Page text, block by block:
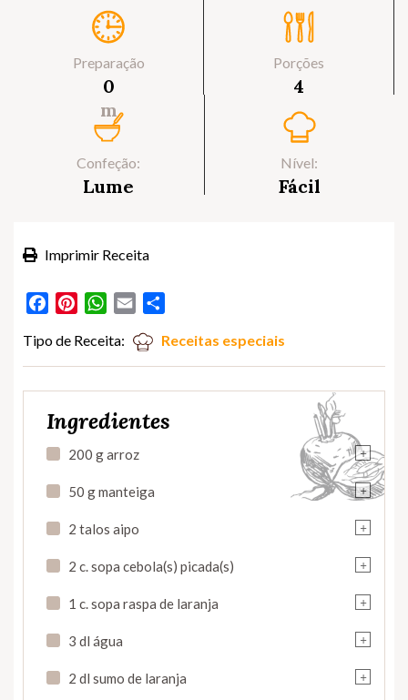
Preparação
0
m
Porções
4
Confeção:
Lume
Nível:
Fácil
Imprimir Receita
FacebookPinterestWhatsApp
Email
Tipo de Receita: Receitas especiais
Ingredientes
+
200 g arroz
+
50 g manteiga
+
2 talos aipo
+
2 c. sopa cebola(s) picada(s)
+
1 c. sopa raspa de laranja
+
3 dl água
+
2 dl sumo de laranja